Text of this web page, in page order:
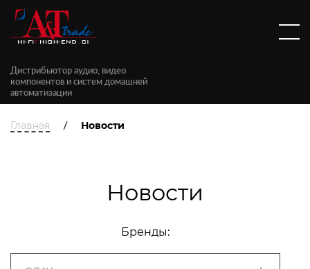
Дистрибьютор аудио, видео
компонентов и систем домашней
автоматизации
Главная / Новости
Новости
Бренды: